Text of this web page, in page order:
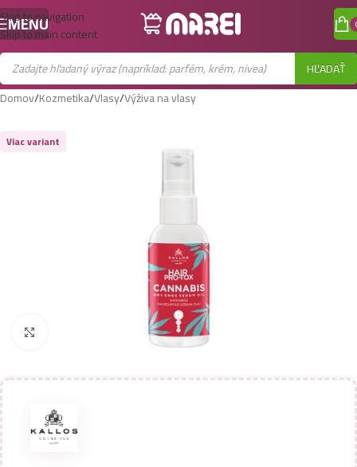
Skip to navigation
Skip to main content
MENU
HĽADAŤ
Domov/Kozmetika/Vlasy/Výživa na vlasy
Viac variant
Zobraziť väčší obrázok